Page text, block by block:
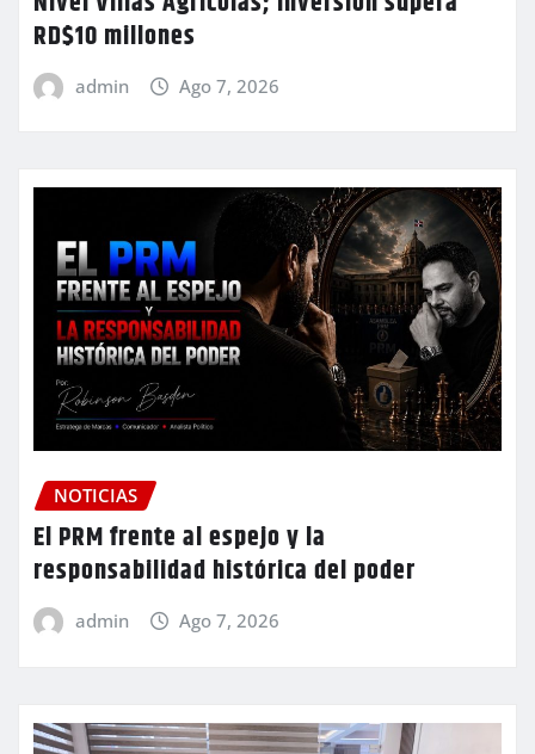
RD$10 millones
admin Ago 7, 2026
NOTICIAS
El PRM frente al espejo y la
responsabilidad histórica del poder
admin Ago 7, 2026